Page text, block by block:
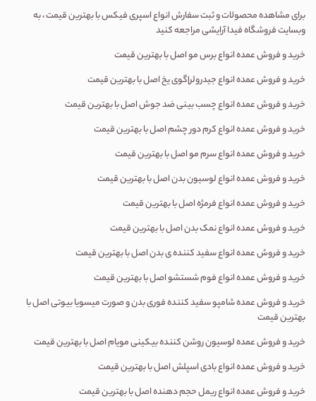
برای مشاهده محصولات و ثبت سفارش انواع اسپری فیکس با بهترین قیمت ، به
وبسایت فروشگاه فیدا آرایشی مراجعه کنید
خرید و فروش عمده انواع برس مو اصل با بهترین قیمت
خرید و فروش عمده انواع جیدرولر|گوی یخ اصل با بهترین قیمت
خرید و فروش عمده انواع چسب بینی ضد جوش اصل با بهترین قیمت
خرید و فروش عمده انواع کرم دور چشم اصل با بهترین قیمت
خرید و فروش عمده انواع سرم مو اصل با بهترین قیمت
خرید و فروش عمده انواع لوسیون بدن اصل با بهترین قیمت
خرید و فروش عمده انواع فرمژه اصل با بهترین قیمت
خرید و فروش عمده انواع نمک بدن اصل با بهترین قیمت
خرید و فروش عمده انواع سفید کننده ی بدن اصل با بهترین قیمت
خرید و فروش عمده انواع فوم شستشو اصل با بهترین قیمت
خرید و فروش عمده شامپو سفید کننده فوری بدن و صورت میسویا بیوتی اصل با
بهترین قیمت
خرید و فروش عمده لوسیون روشن کننده بیکینی مویام اصل با بهترین قیمت
خرید و فروش عمده انواع بادی اسپلش اصل با بهترین قیمت
خرید و فروش عمده انواع ریمل حجم دهنده اصل با بهترین قیمت